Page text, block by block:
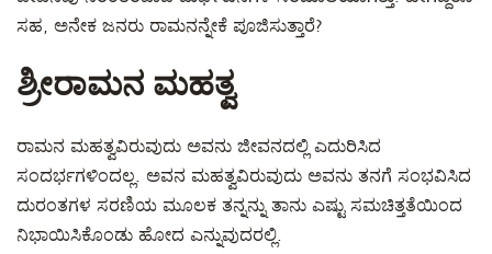
ಸಹ, ಅನೇಕ ಜನರು ರಾಮನನ್ನೇಕೆ ಪೂಜಿಸುತ್ತಾರೆ?
ಶ್ರೀರಾಮನ ಮಹತ್ವ
ರಾಮನ ಮಹತ್ವವಿರುವುದು ಅವನು ಜೀವನದಲ್ಲಿ ಎದುರಿಸಿದ
ಸಂದರ್ಭಗಳಿಂದಲ್ಲ. ಅವನ ಮಹತ್ವವಿರುವುದು ಅವನು ತನಗೆ ಸಂಭವಿಸಿದ
ದುರಂತಗಳ ಸರಣಿಯ ಮೂಲಕ ತನ್ನನ್ನು ತಾನು ಎಷ್ಟು ಸಮಚಿತ್ತತೆಯಿಂದ
ನಿಭಾಯಿಸಿಕೊಂಡು ಹೋದ ಎನ್ನುವುದರಲ್ಲಿ.